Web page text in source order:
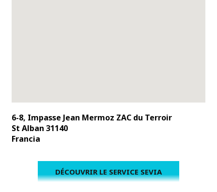
6-8, Impasse Jean Mermoz ZAC du Terroir
St Alban 31140
Francia
DÉCOUVRIR LE SERVICE SEVIA